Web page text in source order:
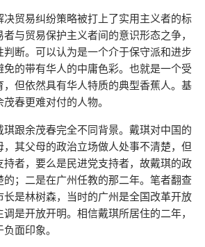
决贸易纠纷策略被打上了实用主义者的标
与贸易保护主义者间的意识形态之争，
断。可以认为是一个介于保守派和进步
的带有华人的中庸色彩。也就是一个受
但依然具有华人特质的典型香蕉人。基
春更难对付的人物。
跟余茂春完全不同背景。戴琪对中国的
其父母的政治立场做人处事不清楚，但
者，要么是民进党支持者，故戴琪的政
；二是在广州任教的那二年。笔者翻查
是林树森，当时的广州是全国改革开放
是开放开明。相信戴琪所居住的二年，
面印象。